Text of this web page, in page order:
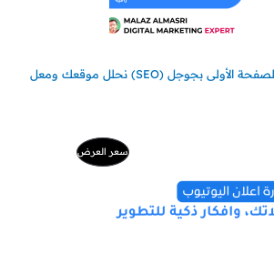
استشارة الظهور في الصفحة الأولى بجوجل (SEO) نحلل موقعك ومعل
سعر العرضمنتج